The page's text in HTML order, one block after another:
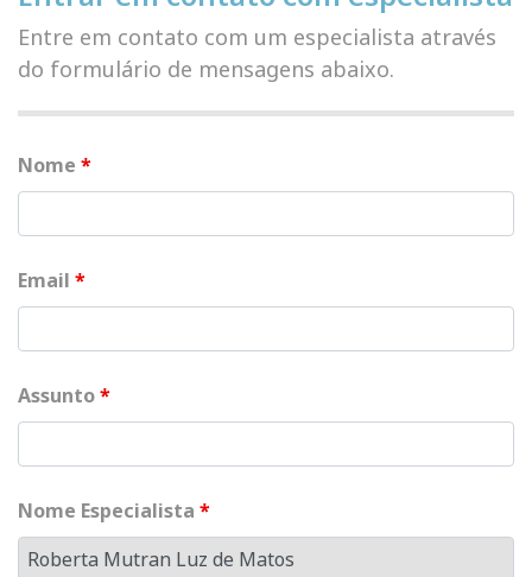
Entre em contato com um especialista através
do formulário de mensagens abaixo.
Nome *
Email *
Assunto*
Nome Especialista *